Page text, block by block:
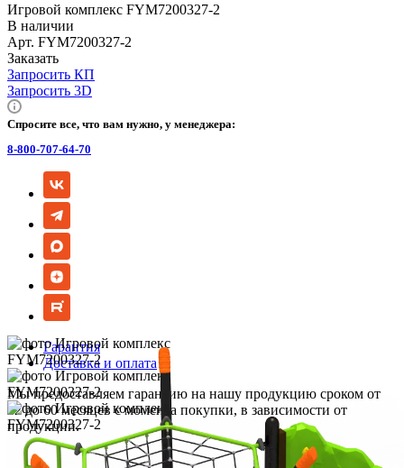
Игровой комплекс FYM7200327-2
В наличии
Арт. FYM7200327-2
Заказать
Запросить КП
Запросить 3D
Спросите все, что вам нужно, у менеджера:
8-800-707-64-70
Гарантия
Доставка и оплата
Мы предоставляем гарантию на нашу продукцию сроком от
12 до 60 месяцев с момента покупки, в зависимости от
продукции.